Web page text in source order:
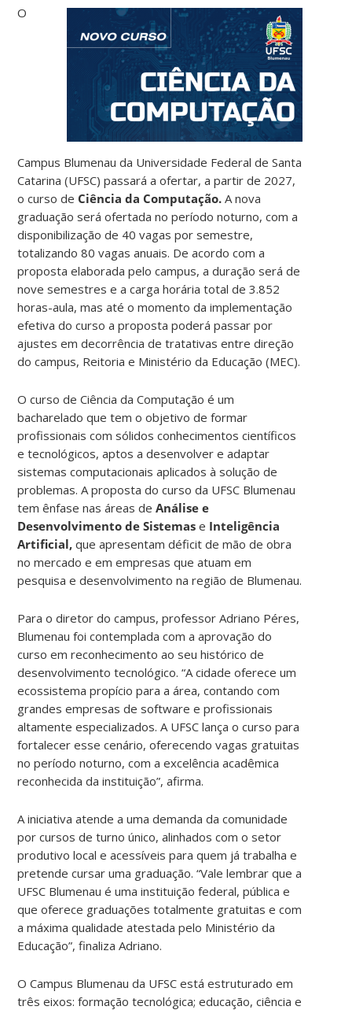
O
Campus Blumenau da Universidade Federal de Santa
Catarina (UFSC) passará a ofertar, a partir de 2027,
o curso de Ciência da Computação. A nova
graduação será ofertada no período noturno, com a
disponibilização de 40 vagas por semestre,
totalizando 80 vagas anuais. De acordo com a
proposta elaborada pelo campus, a duração será de
nove semestres e a carga horária total de 3.852
horas-aula, mas até o momento da implementação
efetiva do curso a proposta poderá passar por
ajustes em decorrência de tratativas entre direção
do campus, Reitoria e Ministério da Educação (MEC).
O curso de Ciência da Computação é um
bacharelado que tem o objetivo de formar
profissionais com sólidos conhecimentos científicos
e tecnológicos, aptos a desenvolver e adaptar
sistemas computacionais aplicados à solução de
problemas. A proposta do curso da UFSC Blumenau
tem ênfase nas áreas deAnálise e
Desenvolvimento de Sistemase Inteligência
Artificial, que apresentam déficit de mão de obra
no mercado e em empresas que atuam em
pesquisa e desenvolvimento na região de Blumenau.
Para o diretor do campus, professor Adriano Péres,
Blumenau foi contemplada com a aprovação do
curso em reconhecimento ao seu histórico de
desenvolvimento tecnológico. “A cidade oferece um
ecossistema propício para a área, contando com
grandes empresas de software e profissionais
altamente especializados. A UFSC lança o curso para
fortalecer esse cenário, oferecendo vagas gratuitas
no período noturno, com a excelência acadêmica
reconhecida da instituição”, afirma.
A iniciativa atende a uma demanda da comunidade
por cursos de turno único, alinhados com o setor
produtivo local e acessíveis para quem já trabalha e
pretende cursar uma graduação. “Vale lembrar que a
UFSC Blumenau é uma instituição federal, pública e
que oferece graduações totalmente gratuitas e com
a máxima qualidade atestada pelo Ministério da
Educação”, finaliza Adriano.
O Campus Blumenau da UFSC está estruturado em
três eixos: formação tecnológica; educação, ciência e